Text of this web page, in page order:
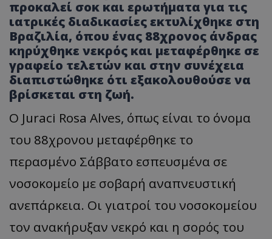
προκαλεί σοκ και ερωτήματα για τις
ιατρικές διαδικασίες εκτυλίχθηκε στη
Βραζιλία, όπου ένας 88χρονος άνδρας
κηρύχθηκε νεκρός και μεταφέρθηκε σε
γραφείο τελετών και στην συνέχεια
διαπιστώθηκε ότι εξακολουθούσε να
βρίσκεται στη ζωή.
Ο Juraci Rosa Alves, όπως είναι το όνομα
του 88χρονου μεταφέρθηκε το
περασμένο Σάββατο εσπευσμένα σε
νοσοκομείο με σοβαρή αναπνευστική
ανεπάρκεια. Οι γιατροί του νοσοκομείου
τον ανακήρυξαν νεκρό και η σορός του